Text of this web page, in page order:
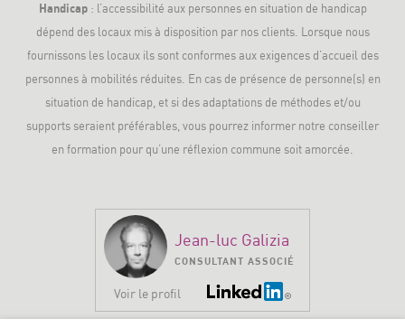
Jean-luc Galizia
CONSULTANT ASSOCIÉ
Voir le profil
Handicap: l’accessibilité aux personnes en situation de handicap
dépend des locaux mis à disposition par nos clients. Lorsque nous
fournissons les locaux ils sont conformes aux exigences d’accueil des
personnes à mobilités réduites. En cas de présence de personne(s) en
situation de handicap, et si des adaptations de méthodes et/ou
supports seraient préférables, vous pourrez informer notre conseiller
en formation pour qu’une réflexion commune soit amorcée.